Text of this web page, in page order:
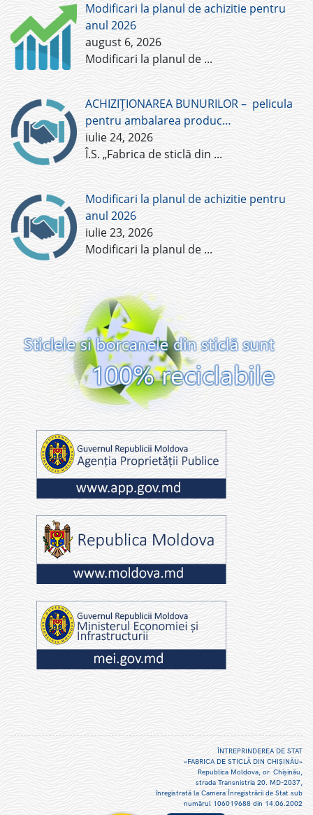
Modificari la planul de achizitie pentru
anul 2026
august 6, 2026
Modificari la planul de ...
ACHIZIȚIONAREA BUNURILOR – pelicula
pentru ambalarea produc…
iulie 24, 2026
Î.S. „Fabrica de sticlă din ...
Modificari la planul de achizitie pentru
anul 2026
iulie 23, 2026
Modificari la planul de ...
ÎNTREPRINDEREA DE STAT
«FABRICA DE STICLĂ DIN CHIŞINĂU»
Republica Moldova, or. Chişinău,
strada Transnistria 20. MD-2037,
înregistrată la Camera Înregistrării de Stat sub
numărul 106019688 din 14.06.2002